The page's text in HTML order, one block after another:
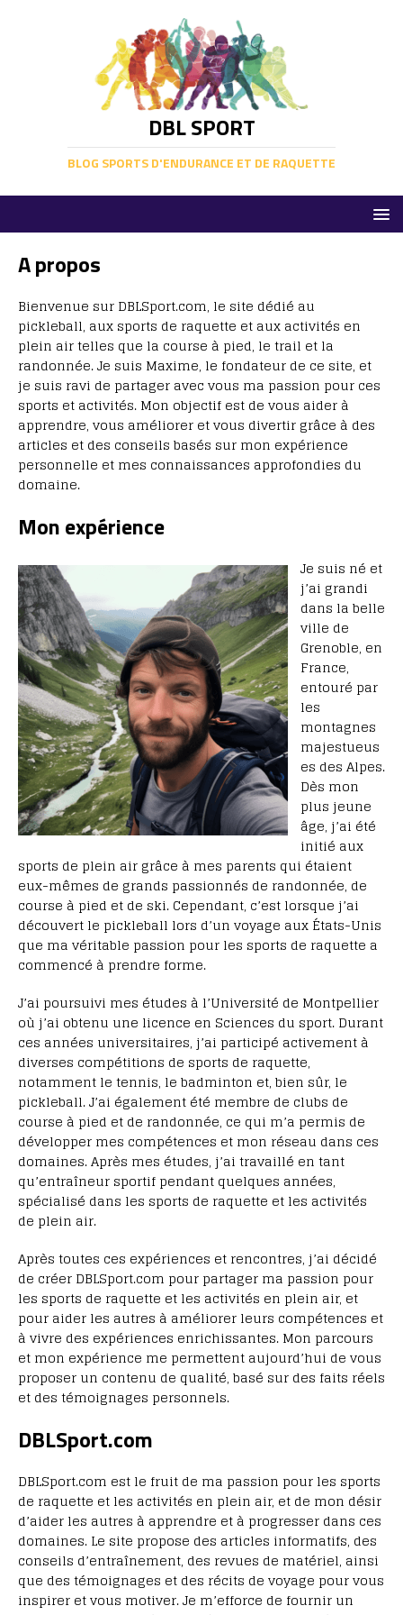
DBL SPORT
BLOG SPORTS D'ENDURANCE ET DE RAQUETTE
A propos
Bienvenue sur DBLSport.com, le site dédié au
pickleball, aux sports de raquette et aux activités en
plein air telles que la course à pied, le trail et la
randonnée. Je suis Maxime, le fondateur de ce site, et
je suis ravi de partager avec vous ma passion pour ces
sports et activités. Mon objectif est de vous aider à
apprendre, vous améliorer et vous divertir grâce à des
articles et des conseils basés sur mon expérience
personnelle et mes connaissances approfondies du
domaine.
Mon expérience
Je suis né et
j’ai grandi
dans la belle
ville de
Grenoble, en
France,
entouré par
les
montagnes
majestueus
es des Alpes.
Dès mon
plus jeune
âge, j’ai été
initié aux
sports de plein air grâce à mes parents qui étaient
eux-mêmes de grands passionnés de randonnée, de
course à pied et de ski. Cependant, c’est lorsque j’ai
découvert le pickleball lors d’un voyage aux États-Unis
que ma véritable passion pour les sports de raquette a
commencé à prendre forme.
J’ai poursuivi mes études à l’Université de Montpellier
où j’ai obtenu une licence en Sciences du sport. Durant
ces années universitaires, j’ai participé activement à
diverses compétitions de sports de raquette,
notamment le tennis, le badminton et, bien sûr, le
pickleball. J’ai également été membre de clubs de
course à pied et de randonnée, ce qui m’a permis de
développer mes compétences et mon réseau dans ces
domaines. Après mes études, j’ai travaillé en tant
qu’entraîneur sportif pendant quelques années,
spécialisé dans les sports de raquette et les activités
de plein air.
Après toutes ces expériences et rencontres, j’ai décidé
de créer DBLSport.com pour partager ma passion pour
les sports de raquette et les activités en plein air, et
pour aider les autres à améliorer leurs compétences et
à vivre des expériences enrichissantes. Mon parcours
et mon expérience me permettent aujourd’hui de vous
proposer un contenu de qualité, basé sur des faits réels
et des témoignages personnels.
DBLSport.com
DBLSport.com est le fruit de ma passion pour les sports
de raquette et les activités en plein air, et de mon désir
d’aider les autres à apprendre et à progresser dans ces
domaines. Le site propose des articles informatifs, des
conseils d’entraînement, des revues de matériel, ainsi
que des témoignages et des récits de voyage pour vous
inspirer et vous motiver. Je m’efforce de fournir un